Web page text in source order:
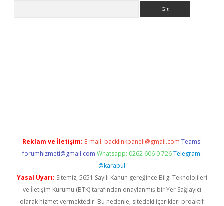
Reklam ve İletişim: E-mail: backlinkpaneli@gmail.com Teams:
forumhizmeti@gmail.com Whatsapp: 0262 606 0 726 Telegram:
@karabul
Yasal Uyarı: Sitemiz, 5651 Sayılı Kanun gereğince Bilgi Teknolojileri
ve İletişim Kurumu (BTK) tarafından onaylanmış bir Yer Sağlayıcı
olarak hizmet vermektedir. Bu nedenle, sitedeki içerikleri proaktif